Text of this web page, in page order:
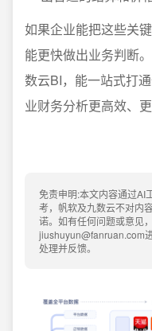
如果企业能把这些关
能更快做出业务判断
数云BI，能一站式打
业财务分析更高效、更
免责申明:本文内容通过AI
考，帆软及九数云不对内
诺。如有任何问题或意见
jiushuyun@fanruan.com
处理并反馈。